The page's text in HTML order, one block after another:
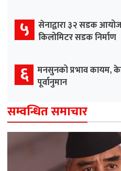
५ सेनाद्वारा ३२ सडक
किलोमिटर सडक निर्माण
६ मनसुनको प्रभाव कायम,
पूर्वानुमान
सम्वन्धित समाचार